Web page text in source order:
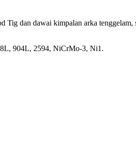
dan dawai kimpalan arka
904L, 2594, NiCrMo-3, Ni1.